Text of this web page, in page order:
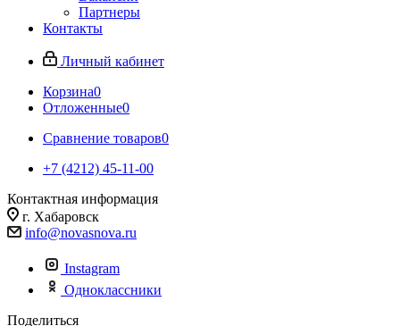
Партнеры
Контакты
Личный кабинет
Корзина0
Отложенные0
Сравнение товаров0
+7 (4212) 45-11-00
Контактная информация
г. Хабаровск
info@novasnova.ru
Instagram
Одноклассники
Поделиться